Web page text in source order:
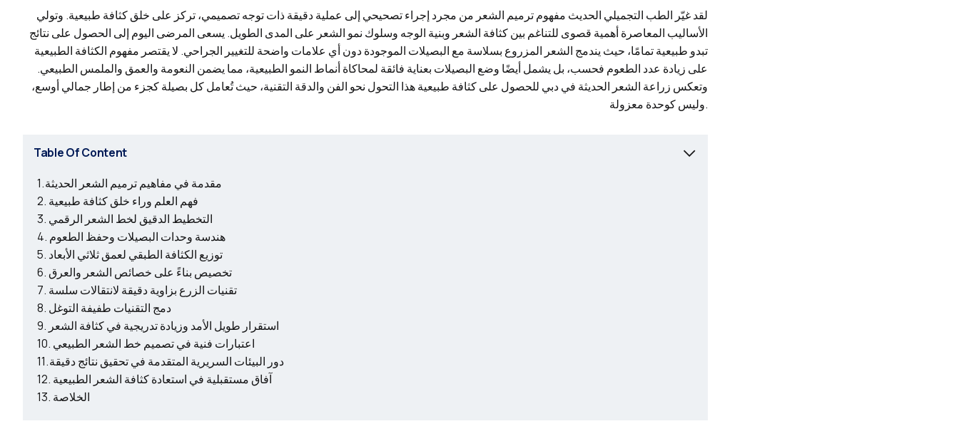
لقد غيّر الطب التجميلي الحديث مفهوم ترميم الشعر من مجرد إجراء تصحيحي إلى عملية دقيقة ذات توجه تصميمي، تركز على خلق كثافة طبيعية. وتولي
الأساليب المعاصرة أهمية قصوى للتناغم بين كثافة الشعر وبنية الوجه وسلوك نمو الشعر على المدى الطويل. يسعى المرضى اليوم إلى الحصول على نتائج
تبدو طبيعية تمامًا، حيث يندمج الشعر المزروع بسلاسة مع البصيلات الموجودة دون أي علامات واضحة للتغيير الجراحي. لا يقتصر مفهوم الكثافة الطبيعية
على زيادة عدد الطعوم فحسب، بل يشمل أيضًا وضع البصيلات بعناية فائقة لمحاكاة أنماط النمو الطبيعية، مما يضمن النعومة والعمق والملمس الطبيعي.
وتعكس زراعة الشعر الحديثة في دبي للحصول على كثافة طبيعية هذا التحول نحو الفن والدقة التقنية، حيث تُعامل كل بصيلة كجزء من إطار جمالي أوسع،
وليس كوحدة معزولة.
Table Of Content
مقدمة في مفاهيم ترميم الشعر الحديثة
فهم العلم وراء خلق كثافة طبيعية
التخطيط الدقيق لخط الشعر الرقمي
هندسة وحدات البصيلات وحفظ الطعوم
توزيع الكثافة الطبقي لعمق ثلاثي الأبعاد
تخصيص بناءً على خصائص الشعر والعرق
تقنيات الزرع بزاوية دقيقة لانتقالات سلسة
دمج التقنيات طفيفة التوغل
استقرار طويل الأمد وزيادة تدريجية في كثافة الشعر
اعتبارات فنية في تصميم خط الشعر الطبيعي
دور البيئات السريرية المتقدمة في تحقيق نتائج دقيقة
آفاق مستقبلية في استعادة كثافة الشعر الطبيعية
الخلاصة